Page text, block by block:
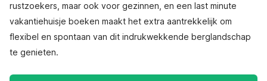
rustzoekers, maar ook voor gezinnen, en een last minute
vakantiehuisje boeken maakt het extra aantrekkelijk om
flexibel en spontaan van dit indrukwekkende berglandschap
te genieten.